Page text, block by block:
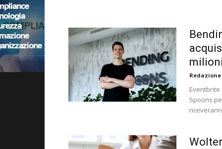
milioni
Spoons